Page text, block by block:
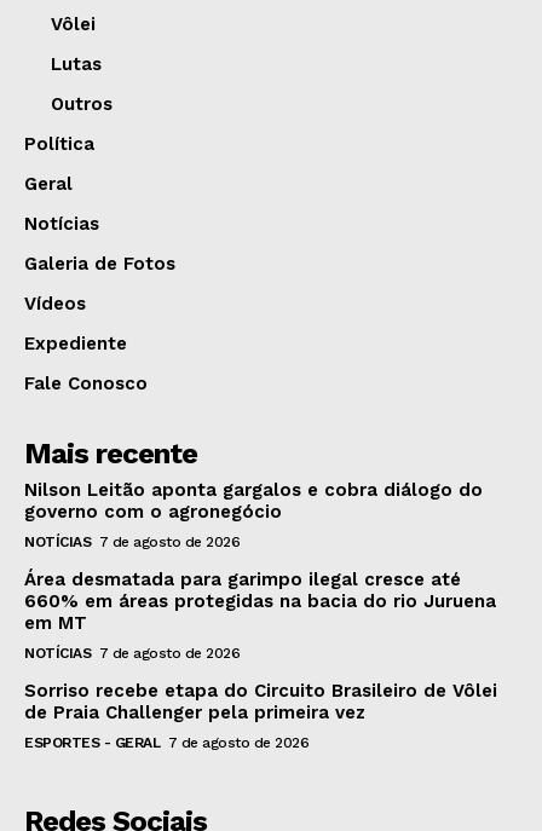
Vôlei
Lutas
Outros
Política
Geral
Notícias
Galeria de Fotos
Vídeos
Expediente
Fale Conosco
Mais recente
Nilson Leitão aponta gargalos e cobra diálogo do
governo com o agronegócio
NOTÍCIAS 7 de agosto de 2026
Área desmatada para garimpo ilegal cresce até
660% em áreas protegidas na bacia do rio Juruena
em MT
NOTÍCIAS 7 de agosto de 2026
Sorriso recebe etapa do Circuito Brasileiro de Vôlei
de Praia Challenger pela primeira vez
ESPORTES - GERAL 7 de agosto de 2026
Redes Sociais